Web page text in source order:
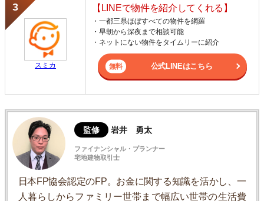
スミカ
【LINEで物件を紹介してくれる】
・一都三県ほぼすべての物件を網羅
・早朝から深夜まで相談可能
・ネットにない物件をタイムリーに紹介
公式LINEはこちら
監修 岩井 勇太
ファイナンシャル・プランナー
宅地建物取引士
日本FP協会認定のFP。お金に関する知識を活かし、一
人暮らしからファミリー世帯まで幅広い世帯の生活費